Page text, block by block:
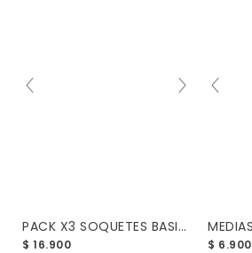
PACK X3 SOQUETES BASIC 24-34
$ 16.900 $ 6.900